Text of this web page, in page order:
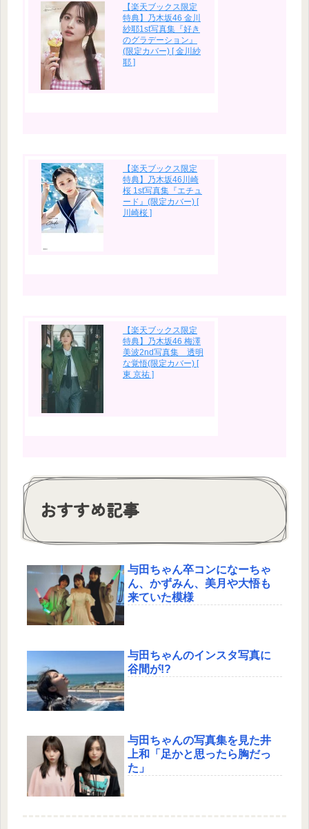
【楽天ブックス限定
特典】乃木坂46 金川
紗耶1st写真集『好き
のグラデーション』
(限定カバー) [ 金川紗
耶 ]
【楽天ブックス限定
特典】乃木坂46川崎
桜 1st写真集『エチュ
ード』(限定カバー) [
川崎桜 ]
【楽天ブックス限定
特典】乃木坂46 梅澤
美波2nd写真集 透明
な覚悟(限定カバー) [
東 京祐 ]
おすすめ記事
与田ちゃん卒コンになーちゃ
ん、かずみん、美月や大悟も
来ていた模様
与田ちゃんのインスタ写真に
谷間が!?
与田ちゃんの写真集を見た井
上和「足かと思ったら胸だっ
た」